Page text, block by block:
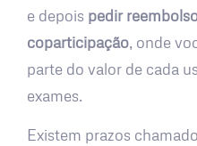
e depois pedir
coparticipação, onde
parte do valor de cada
exames.
Existem prazos